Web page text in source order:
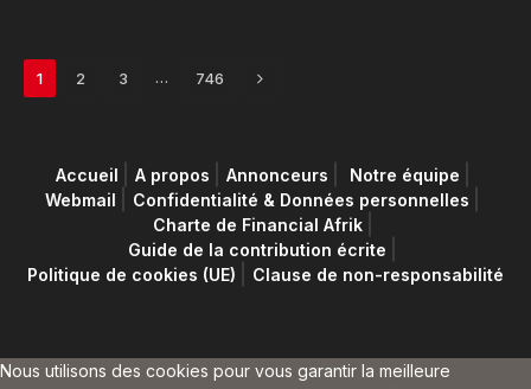
1 2 3 … 746 Next
Accueil A propos Annonceurs
Notre équipe
Webmail
Confidentialité & Données personnelles
Charte de Financial Afrik
Guide de la contribution écrite
Politique de cookies (UE)
Clause de non-responsabilité
Nous utilisons des cookies pour vous garantir la meilleure